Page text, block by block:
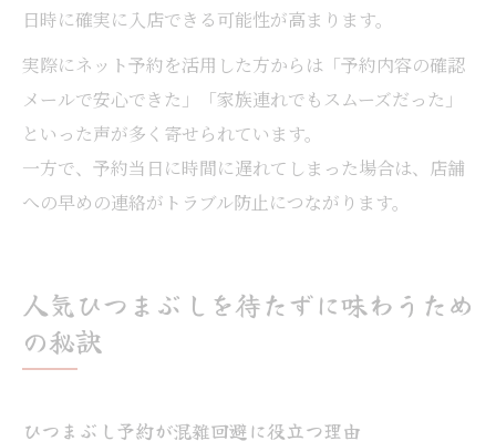
日時に確実に入店できる可能性が高まります。
実際にネット予約を活用した方からは「予約内容の確認
メールで安心できた」「家族連れでもスムーズだった」
といった声が多く寄せられています。
一方で、予約当日に時間に遅れてしまった場合は、店舗
への早めの連絡がトラブル防止につながります。
人気ひつまぶしを待たずに味わうため
の秘訣
ひつまぶし予約が混雑回避に役立つ理由